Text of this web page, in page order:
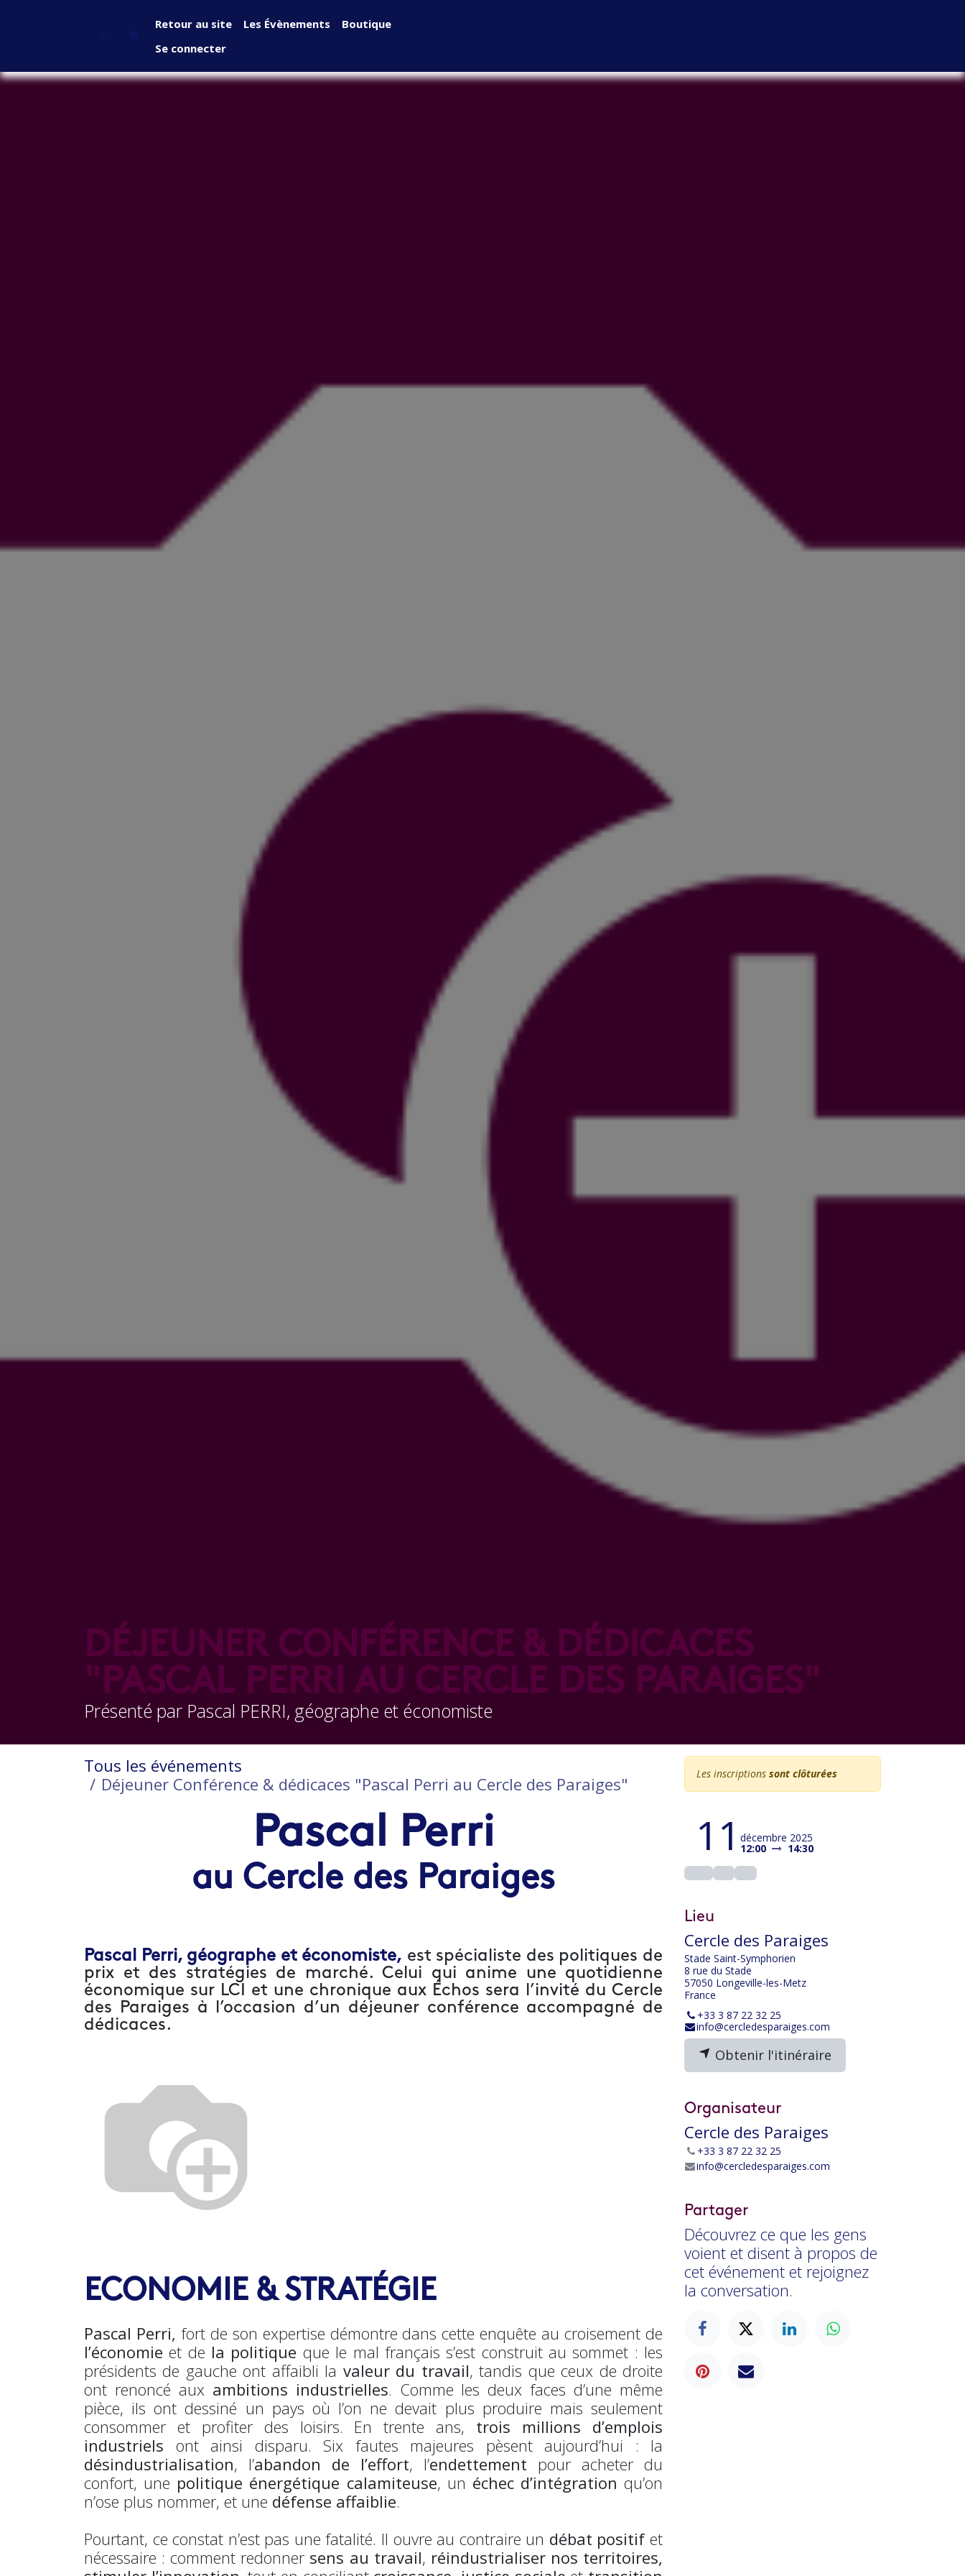
Retour au site Les Évènements
Boutique
Se connecter
DÉJEUNER CONFÉRENCE & DÉDICACES
"PASCAL PERRI AU CERCLE DES PARAIGES"
Présenté par Pascal PERRI, géographe et économiste
Tous les événements
Déjeuner Conférence & dédicaces "Pascal Perri au Cercle des Paraiges"
Pascal Perri
au Cercle des Paraiges
Pascal Perri, géographe et économiste, est spécialiste des politiques de
prix et des stratégies de marché. Celui qui anime une quotidienne
économique sur LCI et une chronique aux Échos sera l’invité du Cercle
des Paraiges à l’occasion d’un déjeuner conférence accompagné de
dédicaces.
ECONOMIE & STRATÉGIE
Pascal Perri, fort de son expertise démontre dans cette enquête au croisement de
l’économie et de la politique que le mal français s’est construit au sommet : les
présidents de gauche ont affaibli la valeur du travail, tandis que ceux de droite
ont renoncé aux ambitions industrielles. Comme les deux faces d’une même
pièce, ils ont dessiné un pays où l’on ne devait plus produire mais seulement
consommer et profiter des loisirs. En trente ans, trois millions d’emplois
industriels ont ainsi disparu. Six fautes majeures pèsent aujourd’hui : la
désindustrialisation, l’abandon de l’effort, l’endettement pour acheter du
confort, une politique énergétique calamiteuse, un échec d’intégration qu’on
n’ose plus nommer, et une défense affaiblie.
Pourtant, ce constat n’est pas une fatalité. Il ouvre au contraire un débat positifet
nécessaire : comment redonner sens au travail, réindustrialiser nos territoires,
Les inscriptions sont clôturées
11 décembre 2025
12:00 14:30
Lieu
Cercle des Paraiges
Stade Saint-Symphorien
8 rue du Stade
57050 Longeville-les-Metz
France
+33 3 87 22 32 25
info@cercledesparaiges.com
Obtenir l'itinéraire
Organisateur
Cercle des Paraiges
+33 3 87 22 32 25
info@cercledesparaiges.com
Partager
Découvrez ce que les gens
voient et disent à propos de
cet événement et rejoignez
la conversation.